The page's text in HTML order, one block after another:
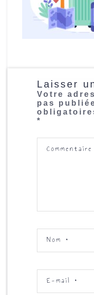
Laisser
Votre
pas
*
Commentaire
Nom *
E-mail *